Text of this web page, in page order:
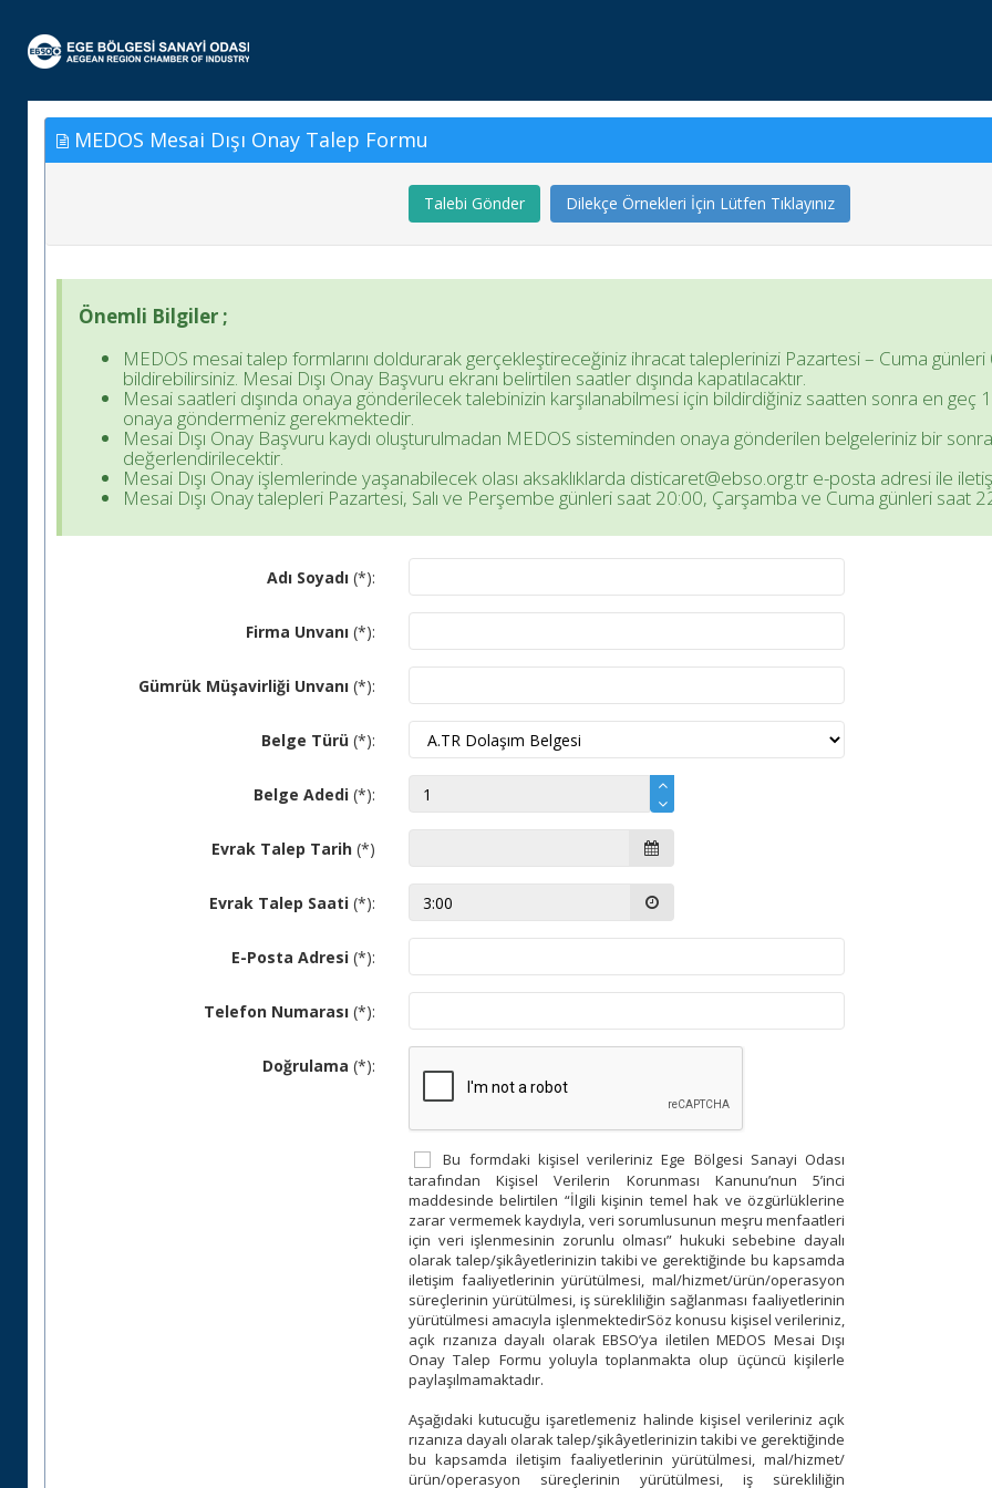
MEDOS Mesai Dışı Onay Talep Formu
Talebi Gönder Dilekçe Örnekleri İçin Lütfen Tıklayınız
Önemli Bilgiler ;
MEDOS mesai talep formlarını doldurarak gerçekleştireceğiniz ihracat taleplerinizi Pazartesi – Cuma
bildirebilirsiniz. Mesai Dışı Onay Başvuru ekranı belirtilen saatler dışında kapatılacaktır.
Mesai saatleri dışında onaya gönderilecek talebinizin karşılanabilmesi için bildirdiğiniz saatten sonra en
onaya göndermeniz gerekmektedir.
Mesai Dışı Onay Başvuru kaydı oluşturulmadan MEDOS sisteminden onaya gönderilen belgeleriniz bir
değerlendirilecektir.
Mesai Dışı Onay işlemlerinde yaşanabilecek olası aksaklıklarda disticaret@ebso.org.tr e-posta adresi ile
Mesai Dışı Onay talepleri Pazartesi, Salı ve Perşembe günleri saat 20:00, Çarşamba ve Cuma günleri saat
Adı Soyadı (*):
Firma Unvanı (*):
Gümrük Müşavirliği Unvanı (*):
Belge Türü (*):
Belge Adedi (*):
Evrak Talep Tarih (*)
Evrak Talep Saati (*):
E-Posta Adresi (*):
Telefon Numarası (*):
Doğrulama (*):
Bu formdaki kişisel verileriniz Ege Bölgesi Sanayi Odası
tarafından Kişisel Verilerin Korunması Kanunu’nun 5’inci
maddesinde belirtilen “İlgili kişinin temel hak ve özgürlüklerine
zarar vermemek kaydıyla, veri sorumlusunun meşru menfaatleri
için veri işlenmesinin zorunlu olması” hukuki sebebine dayalı
olarak talep/şikâyetlerinizin takibi ve gerektiğinde bu kapsamda
iletişim faaliyetlerinin yürütülmesi, mal/hizmet/ürün/operasyon
süreçlerinin yürütülmesi, iş sürekliliğin sağlanması faaliyetlerinin
yürütülmesi amacıyla işlenmektedirSöz konusu kişisel verileriniz,
açık rızanıza dayalı olarak EBSO’ya iletilen MEDOS Mesai Dışı
Onay Talep Formu yoluyla toplanmakta olup üçüncü kişilerle
paylaşılmamaktadır.
Aşağıdaki kutucuğu işaretlemeniz halinde kişisel verileriniz açık
rızanıza dayalı olarak talep/şikâyetlerinizin takibi ve gerektiğinde
bu kapsamda iletişim faaliyetlerinin yürütülmesi, mal/hizmet/
ürün/operasyon süreçlerinin yürütülmesi, iş sürekliliğin